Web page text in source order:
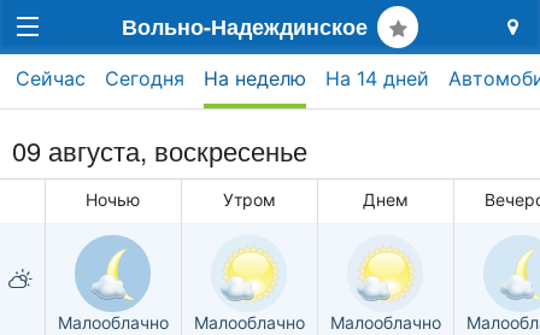
Вольно-Надеждинское
Сейчас Сегодня На неделю На 14 дней
09 августа, воскресенье
Ночью Утром Днем
Малооблачно Малооблачно Малооблачно